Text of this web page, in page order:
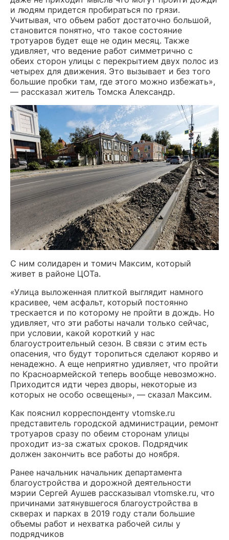
и людям придется пробираться по грязи.
Учитывая, что объем работ достаточно большой,
становится понятно, что такое состояние
тротуаров будет еще не один месяц. Также
удивляет, что ведение работ симметрично с
обеих сторон улицы с перекрытием двух полос из
четырех для движения. Это вызывает и без того
большие пробки там, где этого можно избежать»,
— рассказал житель Томска Александр.
С ним солидарен и томич Максим, который
живет в районе ЦОТа.
«Улица выложенная плиткой выглядит намного
красивее, чем асфальт, который постоянно
трескается и по которому не пройти в дождь. Но
удивляет, что эти работы начали только сейчас,
при условии, какой короткий у нас
благоустроительный сезон. В связи с этим есть
опасения, что будут торопиться сделают коряво и
ненадежно. А еще неприятно удивляет, что пройти
по Красноармейской теперь вообще невозможно.
Приходится идти через дворы, некоторые из
которых не особо освещены», — сказал Максим.
Как пояснил корреспонденту vtomske.ru
представитель городской администрации, ремонт
тротуаров сразу по обеим сторонам улицы
проходит из-за сжатых сроков. Подрядчик
должен закончить все работы до ноября.
Ранее начальник начальник департамента
благоустройства и дорожной деятельности
мэрии Сергей Аушев рассказывал vtomske.ru, что
причинами затянувшегося благоустройства в
скверах и парках в 2019 году стали большие
объемы работ и нехватка рабочей силы у
подрядчиков